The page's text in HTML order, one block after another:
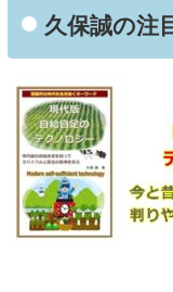
久保誠の注